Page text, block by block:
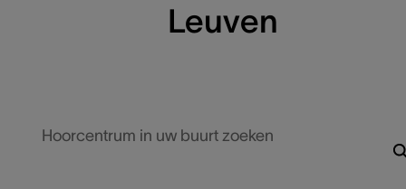
Leuven
Hoorcentrum in uw buurt zoeken